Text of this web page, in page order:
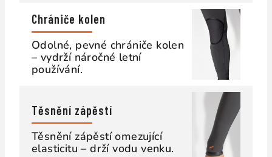
Chrániče kolen
Odolné, pevné chrániče kolen
– vydrží náročné letní
používání.
Těsnění zápěstí
Těsnění zápěstí omezující
elasticitu – drží vodu venku.